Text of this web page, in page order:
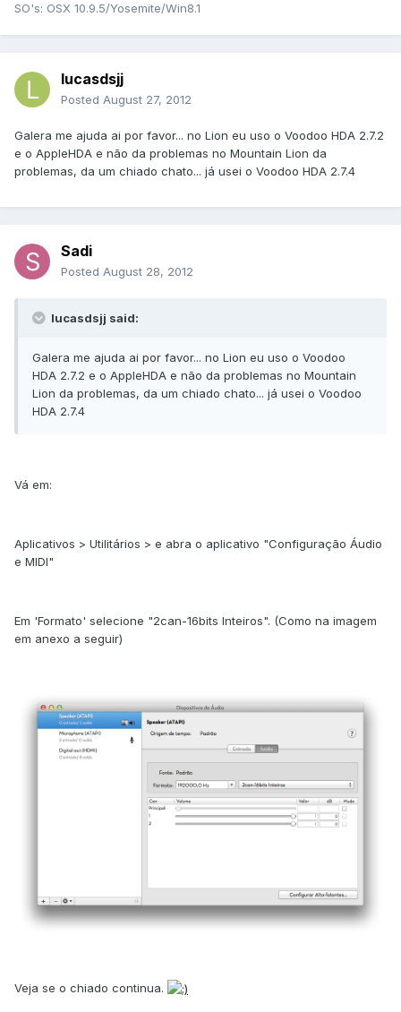
SO's: OSX 10.9.5/Yosemite/Win8.1
lucasdsjj
Posted August 27, 2012
Galera me ajuda ai por favor... no Lion eu uso o Voodoo HDA 2.7.2
e o AppleHDA e não da problemas no Mountain Lion da
problemas, da um chiado chato... já usei o Voodoo HDA 2.7.4
Sadi
Posted August 28, 2012
lucasdsjj said:
Galera me ajuda ai por favor... no Lion eu uso o Voodoo
HDA 2.7.2 e o AppleHDA e não da problemas no Mountain
Lion da problemas, da um chiado chato... já usei o Voodoo
HDA 2.7.4
Vá em:
Aplicativos > Utilitários > e abra o aplicativo "Configuração Áudio
e MIDI"
Em 'Formato' selecione "2can-16bits Inteiros". (Como na imagem
em anexo a seguir)
Veja se o chiado continua.